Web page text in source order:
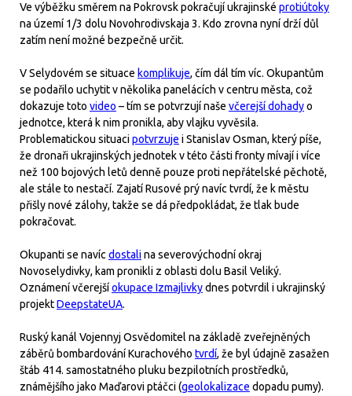
Ve výběžku směrem na Pokrovsk pokračují ukrajinské protiútoky
na území 1/3 dolu Novohrodivskaja 3. Kdo zrovna nyní drží důl
zatím není možné bezpečně určit.
V Selydovém se situace komplikuje, čím dál tím víc. Okupantům
se podařilo uchytit v několika panelácích v centru města, což
dokazuje toto video – tím se potvrzují naše včerejší dohadyo
jednotce, která k nim pronikla, aby vlajku vyvěsila.
Problematickou situacipotvrzuje i Stanislav Osman, který píše,
že dronaři ukrajinských jednotek v této části fronty mívají i více
než 100 bojových letů denně pouze proti nepřátelské pěchotě,
ale stále to nestačí. Zajatí Rusové prý navíc tvrdí, že k městu
přišly nové zálohy, takže se dá předpokládat, že tlak bude
pokračovat.
Okupanti se navícdostalina severovýchodní okraj
Novoselydivky, kam pronikli z oblasti dolu Basil Veliký.
Oznámení včerejšíokupace Izmajlivkydnes potvrdil i ukrajinský
projektDeepstateUA.
Ruský kanál Vojennyj Osvědomitel na základě zveřejněných
záběrů bombardování Kurachového tvrdí, že byl údajně zasažen
štáb 414. samostatného pluku bezpilotních prostředků,
známějšího jako Maďarovi ptáčci (geolokalizace dopadu pumy).